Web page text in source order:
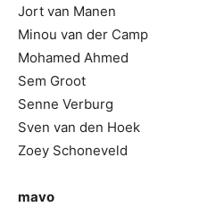
Jort van Manen
Minou van der Camp
Mohamed Ahmed
Sem Groot
Senne Verburg
Sven van den Hoek
Zoey Schoneveld
mavo